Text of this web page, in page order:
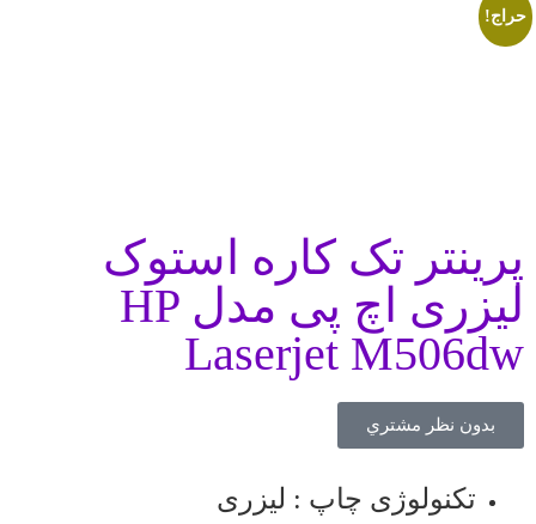
حراج!
پرینتر تک کاره استوک
لیزری اچ پی مدل HP
Laserjet M506dw
بدون نظر مشتري
تکنولوژی چاپ : لیزری